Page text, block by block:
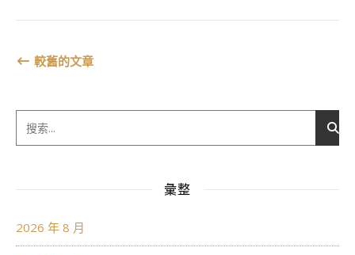
較舊的文章
彙整
2026 年 8 月